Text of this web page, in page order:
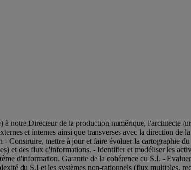
notre Directeur de la production numérique, l'architecte /
et internes ainsi que transverses avec la direction de
Construire, mettre à jour et faire évoluer la cartographie
et des flux d'informations. - Identifier et modéliser les
d'information. Garantie de la cohérence du S.I. -
du S.I et les systèmes non-rationnels (flux multiples,